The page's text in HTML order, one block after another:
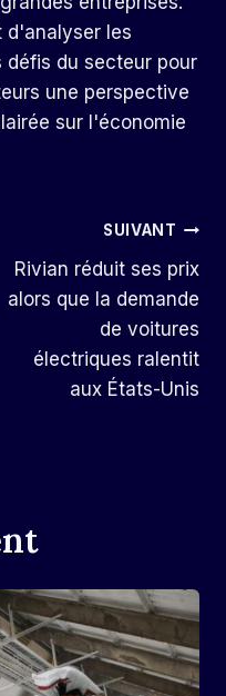
d'analyser les
défis du secteur pour
une perspective
sur l'économie
SUIVANT
Rivian réduit ses prix
alors que la demande
de voitures
électriques ralentit
aux États-Unis